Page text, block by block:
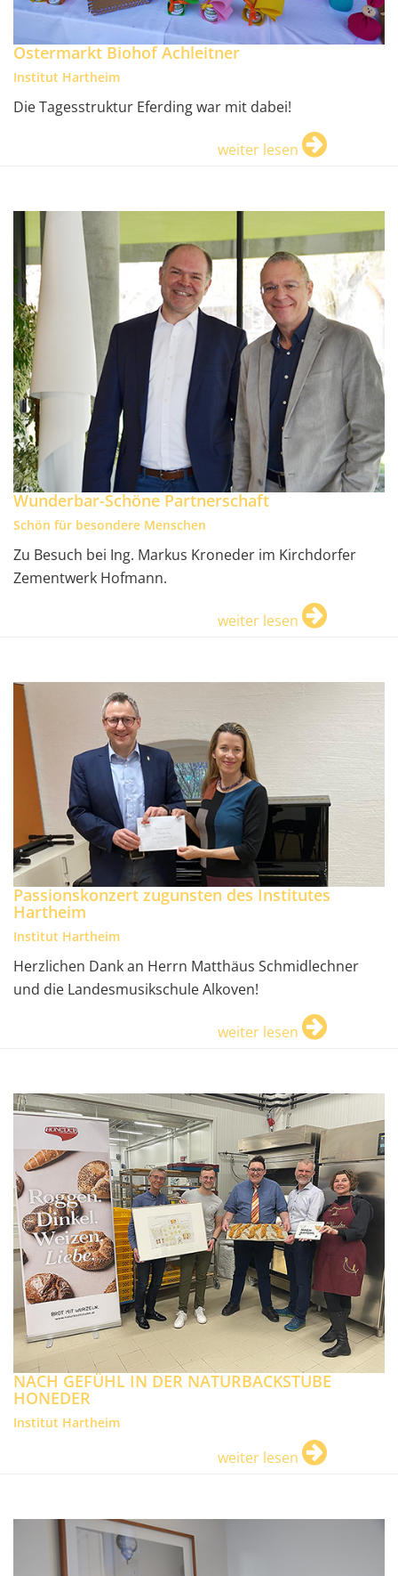
Ostermarkt Biohof Achleitner
Institut Hartheim
Die Tagesstruktur Eferding war mit dabei!
weiter lesen
Wunderbar-Schöne Partnerschaft
Schön für besondere Menschen
Zu Besuch bei Ing. Markus Kroneder im Kirchdorfer
Zementwerk Hofmann.
weiter lesen
Passionskonzert zugunsten des Institutes
Hartheim
Institut Hartheim
Herzlichen Dank an Herrn Matthäus Schmidlechner
und die Landesmusikschule Alkoven!
weiter lesen
NACH GEFÜHL IN DER NATURBACKSTUBE
HONEDER
Institut Hartheim
weiter lesen